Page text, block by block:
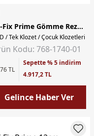
cm, 3/6L
V8-Fix Prime Gömme Rezervuar
/ Tek Klozet / Çocuk Klozetleri
Kodu: 768-1740-01
TL
Sepette % 5 indirim
4.917,2 TL
Gelince Haber Ver